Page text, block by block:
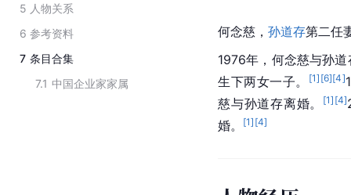
5 人物关系
6 参考资料
7 条目合集
7.1 中国企业家家属
何念慈， 孙道存第二任
1976年，何念慈与孙
生下两女一子。
[1] [6][4]
慈与孙道存离婚。
[1] [4]
婚。
[1] [4]